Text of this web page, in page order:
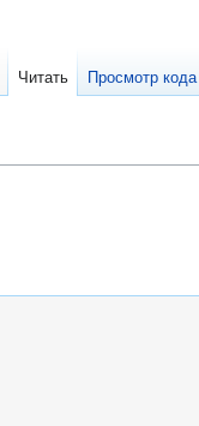
Читать Просмотр кода